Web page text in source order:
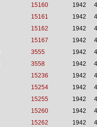
15160 1942
15161 1942
15162 1942
15167 1942
3555 1942
3558 1942
15236 1942
15254 1942
15255 1942
15260 1942
15262 1942